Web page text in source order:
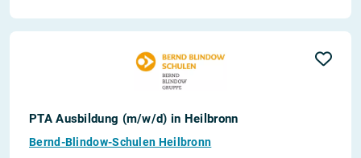
PTA Ausbildung (m/w/d) in Heilbronn
Bernd-Blindow-Schulen Heilbronn